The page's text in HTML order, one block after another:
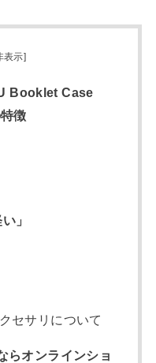
表示]
Booklet Case
徴
」
セサリについて
らオンラインショ